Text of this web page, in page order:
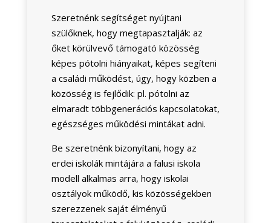
Szeretnénk segítséget nyújtani
szülőknek, hogy megtapasztalják: az
őket körülvevő támogató közösség
képes pótolni hiányaikat, képes segíteni
a családi működést, úgy, hogy közben a
közösség is fejlődik: pl. pótolni az
elmaradt többgenerációs kapcsolatokat,
egészséges működési mintákat adni.
Be szeretnénk bizonyítani, hogy az
erdei iskolák mintájára a falusi iskola
modell alkalmas arra, hogy iskolai
osztályok működő, kis közösségekben
szerezzenek saját élményű